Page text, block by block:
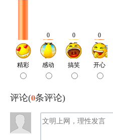
评论(0条评论)